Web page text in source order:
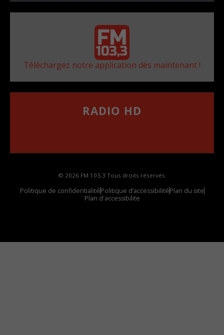
Téléchargez notre application dès maintenant !
RADIO HD
© 2026 FM 103,3 Tous droits réservés.
Politique de confidentialitéPolitique d’accessibilitéPlan du site
Plan d'accessibilite